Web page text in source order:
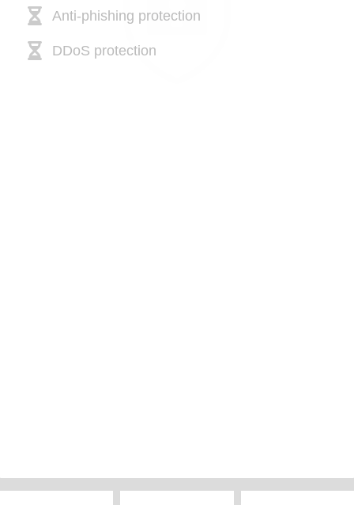
Anti-phishing protection
DDoS protection